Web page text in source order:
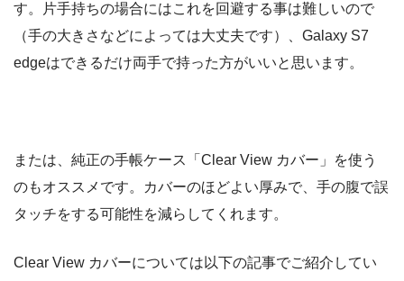
す。片手持ちの場合にはこれを回避する事は難しいので
（手の大きさなどによっては大丈夫です）、Galaxy S7
edgeはできるだけ両手で持った方がいいと思います。
または、純正の手帳ケース「Clear View カバー」を使う
のもオススメです。カバーのほどよい厚みで、手の腹で誤
タッチをする可能性を減らしてくれます。
Clear View カバーについては以下の記事でご紹介してい